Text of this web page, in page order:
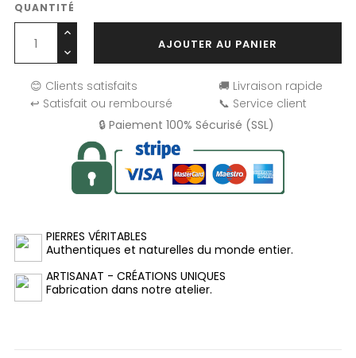
QUANTITÉ
AJOUTER AU PANIER
😊 Clients satisfaits
🚚 Livraison rapide
↩️ Satisfait ou remboursé
📞 Service client
🔒 Paiement 100% Sécurisé (SSL)
PIERRES VÉRITABLES
Authentiques et naturelles du monde entier.
ARTISANAT - CRÉATIONS UNIQUES
Fabrication dans notre atelier.